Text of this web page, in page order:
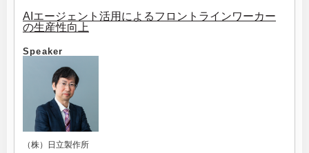
AIエージェント活用によるフロントラインワーカー
の生産性向上
Speaker
（株）日立製作所